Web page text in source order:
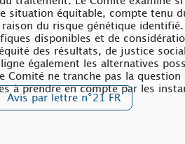
situation équitable, compte tenu
du risque génétique
disponibles et de
des résultats, de justice
également les alternatives
Comité ne tranche pas la
à prendre en compte par les
Avis par lettre n°21 FR